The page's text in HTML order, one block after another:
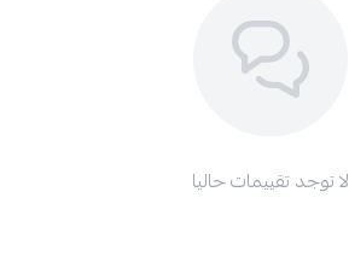
لا توجد تقييمات حاليا